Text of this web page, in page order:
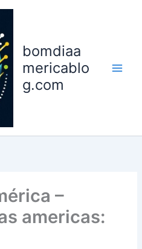
bomdiaa
mericablo
g.com
–
americas: